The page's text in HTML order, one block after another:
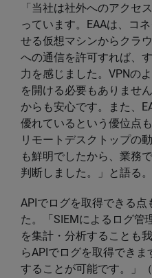
「当社は社外へのアクセ
っています。EAAは、コ
せる仮想マシンからクラ
への通信を許可すれば、
力を感じました。VPNの
を開ける必要もありませ
からも安心です。また、
優れているという優位点
リモートデスクトップの
も鮮明でしたから、業務
判断しました。」と語る。
APIでログを取得できる点
た。「SIEMによるログ管
を集計・分析することも
らAPIでログを取得でき
することが可能です。」（